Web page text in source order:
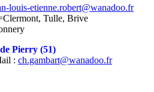
louis-etienne.robert@wanadoo.fr
Tulle, Brive
Pierry (51)
: ch.gambart@wanadoo.fr